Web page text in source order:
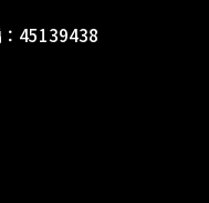
：45139438